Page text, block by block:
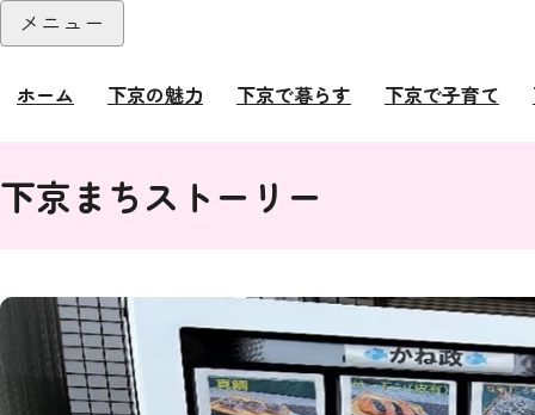
本文へ
メニュー
ホーム 下京の魅力 下京で暮らす 下京で子育て
下京まちストーリー